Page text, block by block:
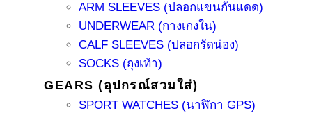
ARM SLEEVES (ปลอกแขนกันแดด)
UNDERWEAR (กางเกงใน)
CALF SLEEVES (ปลอกรัดน่อง)
SOCKS (ถุงเท้า)
GEARS (อุปกรณ์สวมใส่)
SPORT WATCHES (นาฬิกา GPS)